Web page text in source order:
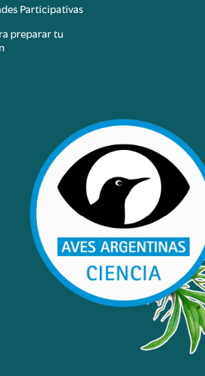
Participativas
preparar tu